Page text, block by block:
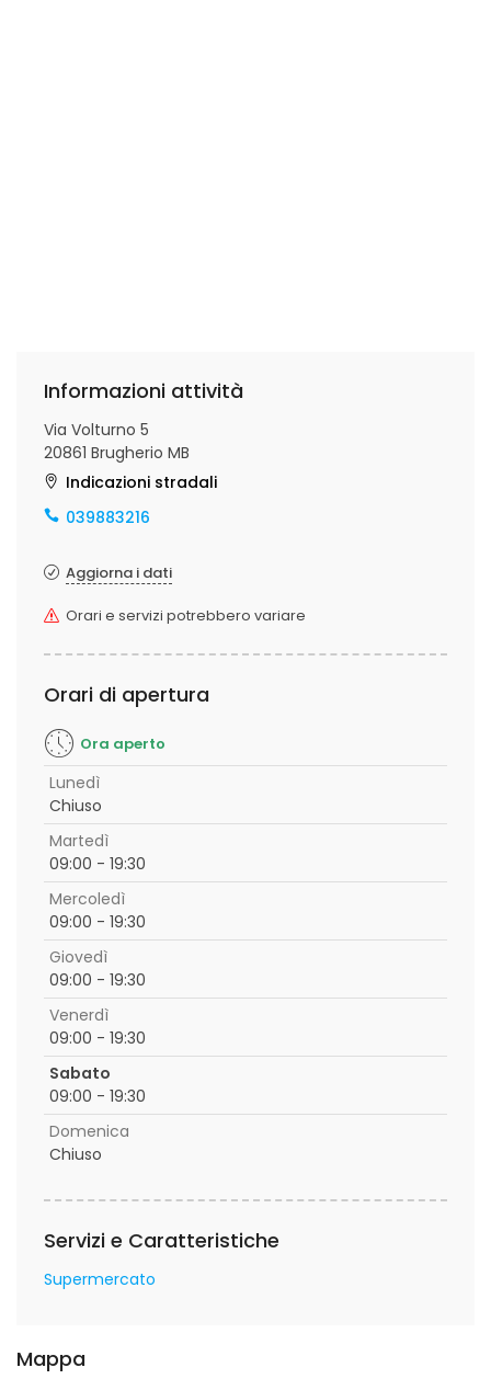
Informazioni attività
Via Volturno 5
20861 Brugherio MB
Indicazioni stradali
039883216
Aggiorna i dati
Orari e servizi potrebbero variare
Orari di apertura
Ora aperto
Lunedì
Chiuso
Martedì
09:00 - 19:30
Mercoledì
09:00 - 19:30
Giovedì
09:00 - 19:30
Venerdì
09:00 - 19:30
Sabato
09:00 - 19:30
Domenica
Chiuso
Servizi e Caratteristiche
Supermercato
Mappa